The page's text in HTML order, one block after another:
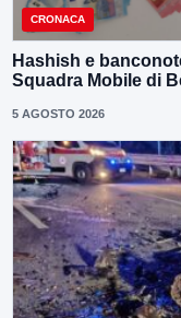
CRONACA
Hashish e
Squadra Mobile di
5 AGOSTO 2026